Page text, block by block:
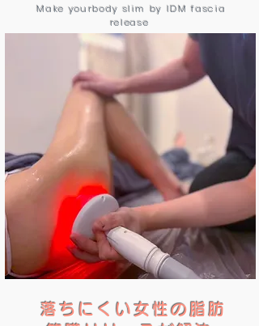
Make yourbody slim by IDM fascia
release
落ちにくい女性の脂肪